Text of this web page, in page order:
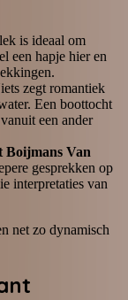
is ideaal om
een hapje hier en
zegt romantiek
Een boottocht
een ander
Boijmans Van
gesprekken op
interpretaties van
net zo dynamisch